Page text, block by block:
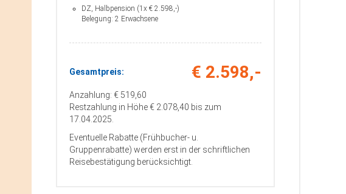
DZ, Halbpension (1x € 2.598,-)
Belegung: 2 Erwachsene
Gesamtpreis: € 2.598,-
Anzahlung: € 519,60
Restzahlung in Höhe € 2.078,40 bis zum
17.04.2025.
Eventuelle Rabatte (Frühbucher- u.
Gruppenrabatte) werden erst in der schriftlichen
Reisebestätigung berücksichtigt.